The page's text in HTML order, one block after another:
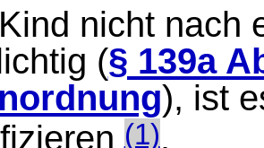
nicht nach
(§ 139a
), ist
(1).